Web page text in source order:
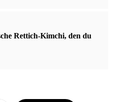
Rettich-Kimchi, den du